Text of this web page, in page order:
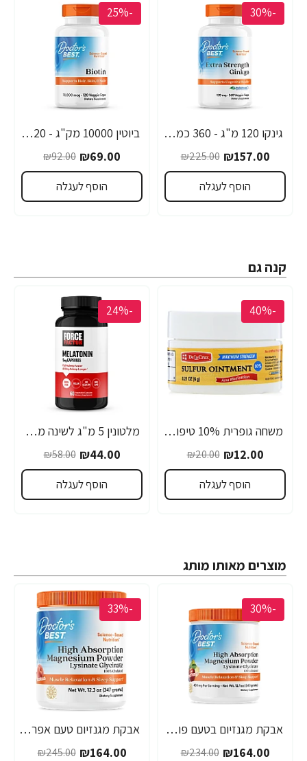
-30%
גינקו 120 מ"ג - 360 כמוסות מבית Doctor's best
₪157.00
₪225.00
הוסף לעגלה
-25%
ביוטין 10000 מק"ג - 120 כמוסות - מבית Doctor's best
₪69.00
₪92.00
הוסף לעגלה
קנה גם
-40%
משחה גופרית 10% טיפול אקנה 6 גרם - De La Cruz
₪12.00
₪20.00
הוסף לעגלה
-24%
מלטונין 5 מ"ג לשינה ממושכת - 60 כמוסות - מבית Force Factor
₪44.00
₪58.00
הוסף לעגלה
מוצרים מאותו מותג
-30%
אבקת מגנזיום בטעם פונץ' פירות 340 גרם - מבית Doctor's best
₪164.00
₪234.00
-33%
אבקת מגנזיום טעם אפרסק מתוק 347 גרם - מבית Doctor's best
₪164.00
₪245.00